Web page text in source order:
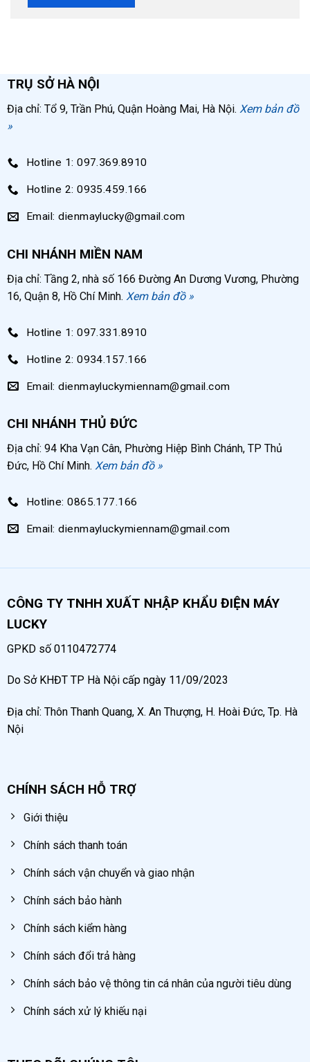
TRỤ SỞ HÀ NỘI
Địa chỉ: Tổ 9, Trần Phú, Quận Hoàng Mai, Hà Nội. Xem bản đồ
»
Hotline 1: 097.369.8910
Hotline 2: 0935.459.166
Email: dienmaylucky@gmail.com
CHI NHÁNH MIỀN NAM
Địa chỉ: Tầng 2, nhà số 166 Đường An Dương Vương, Phường
16, Quận 8, Hồ Chí Minh. Xem bản đồ »
Hotline 1: 097.331.8910
Hotline 2: 0934.157.166
Email: dienmayluckymiennam@gmail.com
CHI NHÁNH THỦ ĐỨC
Địa chỉ: 94 Kha Vạn Cân, Phường Hiệp Bình Chánh, TP Thủ
Đức, Hồ Chí Minh. Xem bản đồ »
Hotline: 0865.177.166
Email: dienmayluckymiennam@gmail.com
CÔNG TY TNHH XUẤT NHẬP KHẨU ĐIỆN MÁY
LUCKY
GPKD số 0110472774
Do Sở KHĐT TP Hà Nội cấp ngày 11/09/2023
Địa chỉ: Thôn Thanh Quang, X. An Thượng, H. Hoài Đức, Tp. Hà
Nội
CHÍNH SÁCH HỖ TRỢ
Giới thiệu
Chính sách thanh toán
Chính sách vận chuyển và giao nhận
Chính sách bảo hành
Chính sách kiểm hàng
Chính sách đổi trả hàng
Chính sách bảo vệ thông tin cá nhân của người tiêu dùng
Chính sách xử lý khiếu nại